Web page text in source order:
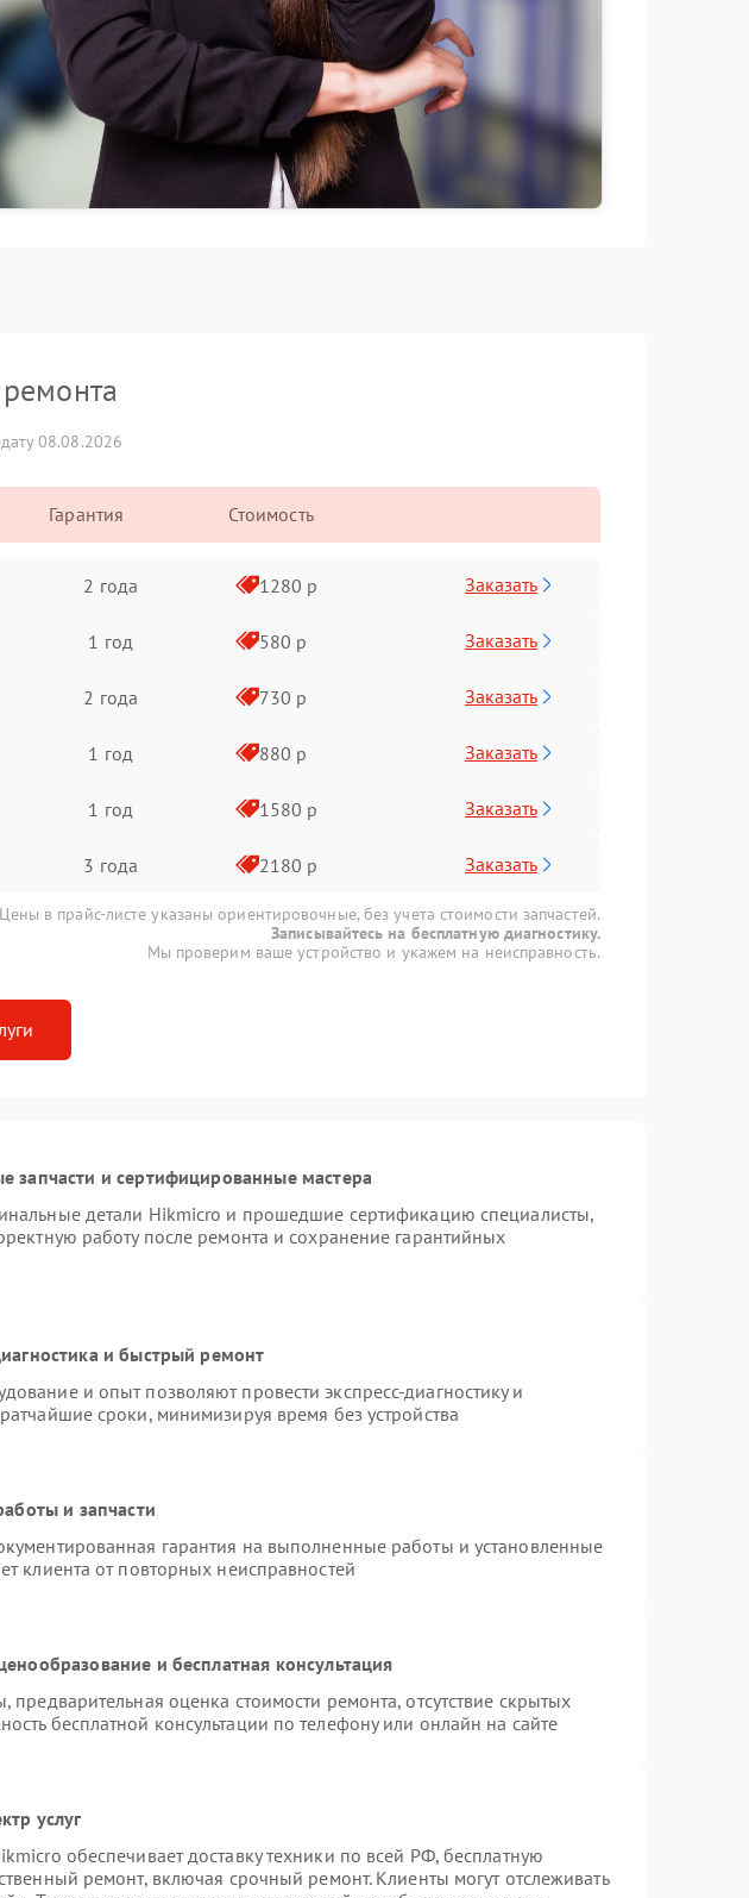
08.08.2026
Гарантия Стоимость
2 года 1280 р Заказать
1 год 580 р Заказать
2 года 730 р Заказать
1 год 880 р Заказать
1 год 1580 р Заказать
3 года 2180 р Заказать
Цены в прайс-листе указаны ориентировочные, без учета стоимости запчастей.
Записывайтесь на бесплатную диагностику.
Мы проверим ваше устройство и укажем на неисправность.
запчасти и сертифицированные мастера
детали Hikmicro и прошедшие сертификацию специалисты,
работу после ремонта и сохранение гарантийных
и быстрый ремонт
и опыт позволяют провести экспресс-диагностику и
сроки, минимизируя время без устройства
и запчасти
гарантия на выполненные работы и установленные
клиента от повторных неисправностей
и бесплатная консультация
предварительная оценка стоимости ремонта, отсутствие скрытых
бесплатной консультации по телефону или онлайн на сайте
услуг
обеспечивает доставку техники по всей РФ, бесплатную
ремонт, включая срочный ремонт. Клиенты могут отслеживать